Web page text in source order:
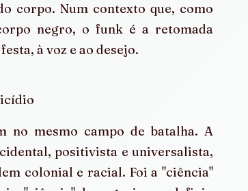
corpo. Num contexto que, como
negro, o funk é a retomada
à voz e ao desejo.
no mesmo campo de batalha. A
positivista e universalista,
colonial e racial. Foi a "ciência"